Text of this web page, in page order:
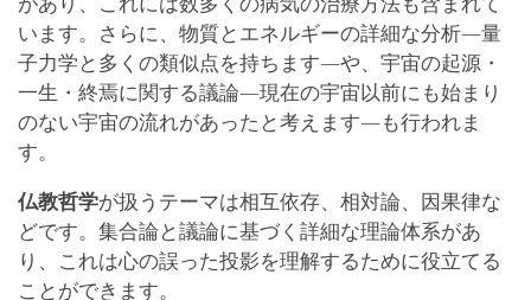
います。さらに、物質とエネルギーの詳細な分析―量
子力学と多くの類似点を持ちます―や、宇宙の起源・
一生・終焉に関する議論―現在の宇宙以前にも始まり
のない宇宙の流れがあったと考えます―も行われま
す。
仏教哲学が扱うテーマは相互依存、相対論、因果律な
どです。集合論と議論に基づく詳細な理論体系があ
り、これは心の誤った投影を理解するために役立てる
ことができます。